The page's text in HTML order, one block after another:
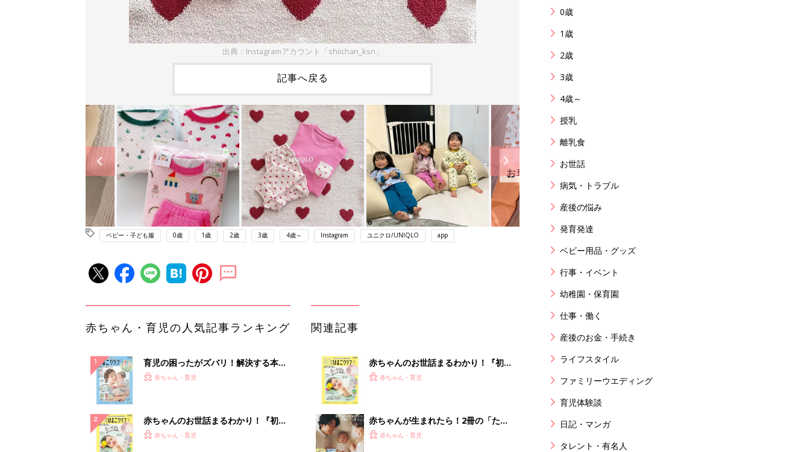
出典：Instagramアカウント「shiichan_ksn」
記事へ戻る
ベビー・子ども服 0歳 1歳 2歳 3歳 4歳～ Instagram ユニクロ/UNIQLO app
赤ちゃん・育児の人気記事ランキング
育児の困ったがズバリ！解決する本
『ひよこクラブ 夏号』 4カ月～2才
赤ちゃん・育児
赤ちゃんのお世話まるわかり！『初め
てのひよこクラブ 夏号』〈巻頭大特
赤ちゃん・育児
関連記事
赤ちゃんのお世話まるわかり！『初め
てのひよこクラブ 夏号』〈巻頭大特
赤ちゃん・育児
赤ちゃんが生まれたら！2冊の「たま
ひよ」
赤ちゃん・育児
0歳
1歳
2歳
3歳
4歳～
授乳
離乳食
お世話
病気・トラブル
産後の悩み
発育発達
ベビー用品・グッズ
行事・イベント
幼稚園・保育園
仕事・働く
産後のお金・手続き
ライフスタイル
ファミリーウエディング
育児体験談
日記・マンガ
タレント・有名人